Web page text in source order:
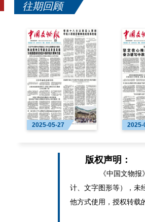
往期回顾
2025-05-27 2025-
版权声明：
《中国文物报》
计、文字图形等），未
他方式使用，授权转载